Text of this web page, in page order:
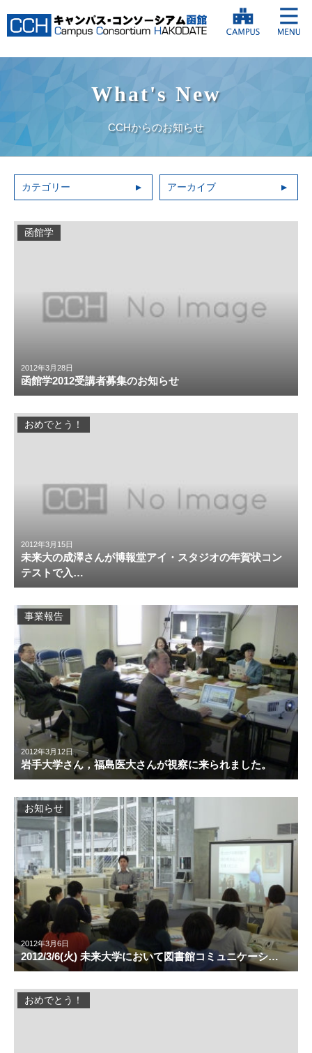
What's New
CCHからのお知らせ
カテゴリー アーカイブ
2012年3月28日
函館学2012受講者募集のお知らせ
函館学
2012年3月15日
未来大の成澤さんが博報堂アイ・スタジオの年賀状コン
テストで入…
おめでとう！
2012年3月12日
岩手大学さん，福島医大さんが視察に来られました。
事業報告
2012年3月6日
2012/3/6(火) 未来大学において図書館コミュニケーシ…
お知らせ
おめでとう！